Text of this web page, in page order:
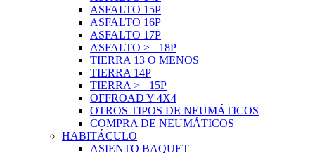
ASFALTO 15P
ASFALTO 16P
ASFALTO 17P
ASFALTO >= 18P
TIERRA 13 O MENOS
TIERRA 14P
TIERRA >= 15P
OFFROAD Y 4X4
OTROS TIPOS DE NEUMÁTICOS
COMPRA DE NEUMÁTICOS
HABITÁCULO
ASIENTO BAQUET